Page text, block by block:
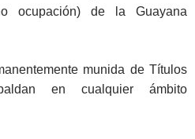
ocupación) de la Guayana
munida de Títulos
en cualquier ámbito